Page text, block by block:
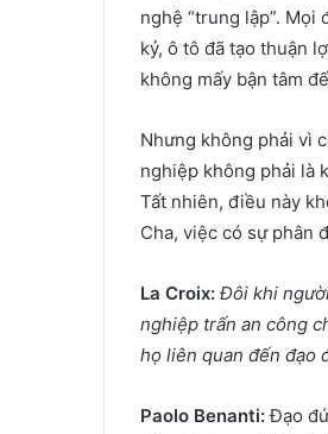
nghệ “trung lập”.
kỷ, ô tô đã tạo thuận
không mấy bận tâm
Nhưng không phải vì
nghiệp không phải là
Tất nhiên, điều này
Cha, việc có sự phân
La Croix: Đôi khi
nghiệp trấn an công
họ liên quan đến đạo
Paolo Benanti:Đạo